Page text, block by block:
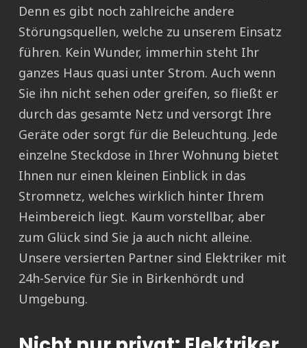
Denn es gibt noch zahlreiche andere
Störungsquellen, welche zu unserem Einsatz
führen. Kein Wunder, immerhin steht Ihr
ganzes Haus quasi unter Strom. Auch wenn
Sie ihn nicht sehen oder greifen, so fließt er
durch das gesamte Netz und versorgt Ihre
Geräte oder sorgt für die Beleuchtung. Jede
einzelne Steckdose in Ihrer Wohnung bietet
Ihnen nur einen kleinen Einblick in das
Stromnetz, welches wirklich hinter Ihrem
Heimbereich liegt. Kaum vorstellbar, aber
zum Glück sind Sie ja auch nicht alleine.
Unsere versierten Partner sind Elektriker mit
24h-Service für Sie in Birkenhördt und
Umgebung.